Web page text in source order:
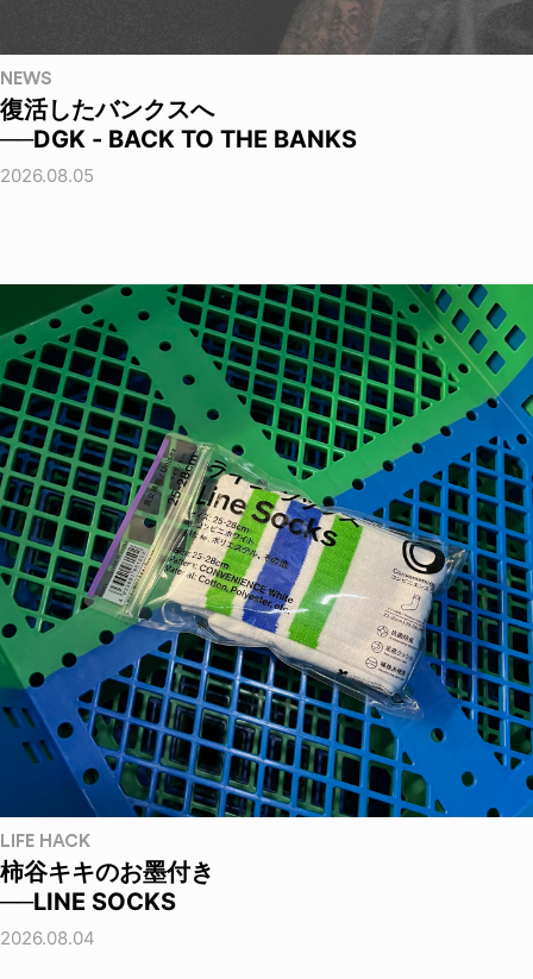
NEWS
復活したバンクスへ
──DGK - BACK TO THE BANKS
2026.08.05
LIFE HACK
柿谷キキのお墨付き
──LINE SOCKS
2026.08.04